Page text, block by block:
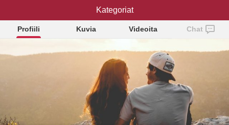
UAlinas2003
Profiili Kuvia Videoita Chat
Kategoriat